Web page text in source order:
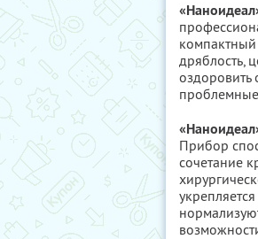
дряблость,
оздоровить
Прибор
сочетание